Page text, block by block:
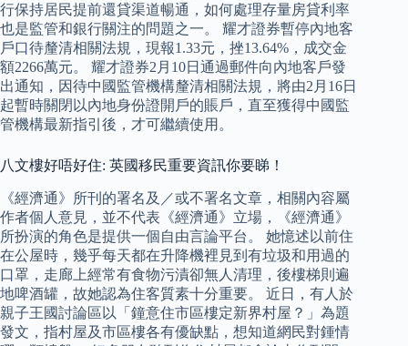
行保持居民提前還貸渠道暢通，如何處理存量房貸利率
也是監管和銀行關注的問題之一。 耀才證券暫停內地客
戶口待釐清相關法規，現報1.33元，挫13.64%，成交金
額2266萬元。 耀才證券2月10日通過郵件向內地客戶發
出通知，因待中國監管機構釐清相關法規，將由2月16日
起暫時關閉以內地身份證開戶的賬戶，直至獲得中國監
管機構最新指引後，才可繼續使用。
八文樓好唔好住: 英國移民重要資訊你要睇！
《經濟通》所刊的署名及／或不署名文章，相關內容屬
作者個人意見，並不代表《經濟通》立場，《經濟通》
所扮演的角色是提供一個自由言論平台。 她憶述以前住
在公屋時，幾乎每天都在升降機裡見到有垃圾和用過的
口罩，走廊上經常有食物污漬卻無人清理，後樓梯則遍
地啤酒罐，故她認為住客質素十分重要。 近日，有人於
親子王國討論區以「鐘意住市區樓定新界村屋？」為題
發文，指村屋及市區樓各有優缺點，想知道網民對鍾情